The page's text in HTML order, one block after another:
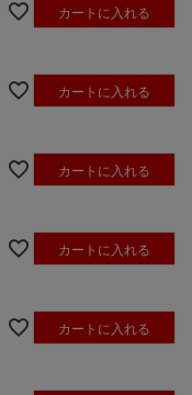
カートに入れる
カートに入れる
カートに入れる
カートに入れる
カートに入れる